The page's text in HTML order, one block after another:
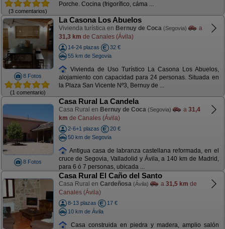
(3 comentarios)
Porche. Cocina (frigorífico, cáma ...
8 Fotos
(1 comentario)
La Casona Los Abuelos
Vivienda turística en Bernuy de Coca (Segovia)
a
31,3 km de Canales (Ávila)
14-24 plazas
32 €
55 km de Segovia
Vivienda de Uso Turístico La Casona Los Abuelos,
alojamiento con capacidad para 24 personas. Situada en
la Plaza San Vicente Nº3, Bernuy de ...
8 Fotos
Casa Rural La Candela
Casa Rural en Bernuy de Coca (Segovia) a 31,4
km de Canales (Ávila)
2-6+1 plazas
20 €
50 km de Segovia
Antigua casa de labranza castellana reformada, en el
cruce de Segovia, Valladolid y Ávila, a 140 km de Madrid,
para 6 ó 7 personas, ubicada ...
Casa Rural El Caño del Santo
Casa Rural en Cardeñosa (Ávila) a 31,5 km de
Canales (Ávila)
8-13 plazas
17 €
10 km de Ávila
Casa construida en piedra y madera, amplio salón